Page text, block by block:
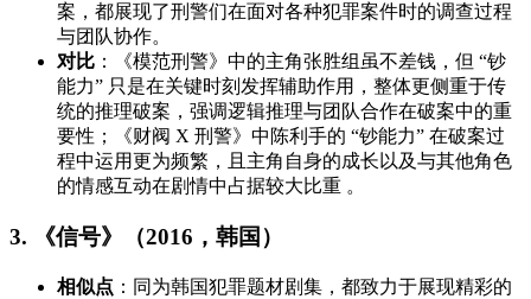
案，都展现了刑警们在面对各种犯罪案件时的调查过程
与团队协作。
对比 ：《模范刑警》中的主角张胜组虽不差钱，但 “钞
能力” 只是在关键时刻发挥辅助作用，整体更侧重于传
统的推理破案，强调逻辑推理与团队合作在破案中的重
要性；《财阀 X 刑警》中陈利手的 “钞能力” 在破案过
程中运用更为频繁，且主角自身的成长以及与其他角色
的情感互动在剧情中占据较大比重 。
3. 《信号》（2016，韩国）
相似点 ：同为韩国犯罪题材剧集，都致力于展现精彩的